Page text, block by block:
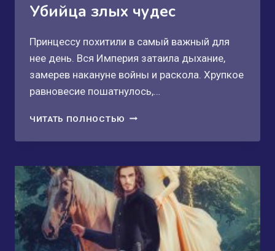
Убийца злых чудес
Принцессу похитили в самый важный для
нее день. Вся Империя затаила дыхание,
замерев накануне войны и раскола. Хрупкое
равновесие пошатнулось,…
ЧИТАТЬ ПОЛНОСТЬЮ УБИЙЦА
ЧУДЕС